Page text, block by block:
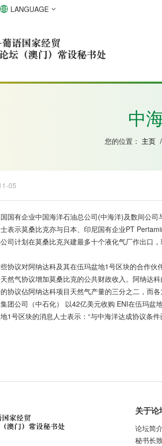
巴西 佛得角
LANGUAGE
中
您的位置： 主页 /
05
国有企业中国海洋石油总公司(中海洋)及数间公
表示莫桑比克亦与日本、印尼国有企业PT
司计划在莫桑比克兴建最多十个液化气厂作出口
协议对阿纳达科及其在伍玛盆地1号区块的合作伙
然气协议增加莫桑比克的公共财政收入。阿纳达
协议佔阿纳达科项目天然气产量的三分之二，而
团公司（中石化） 以42亿美元收购 ENI在伍玛盆
1号区块的消息人士表示：“与中海洋达成协议条
关于论
论坛简介
秘书长